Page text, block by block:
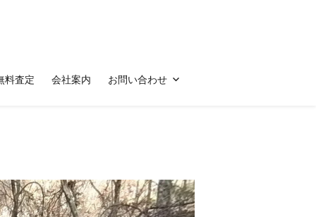
料査定 会社案内 お問い合わせ